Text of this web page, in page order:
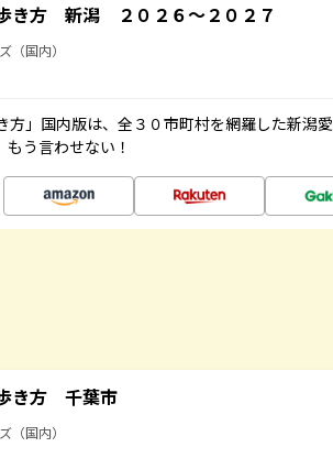
き方 新潟 ２０２６～２０２７
（国内）
方」国内版は、全３０市町村を網羅した新潟
う言わせない！
き方 千葉市
（国内）